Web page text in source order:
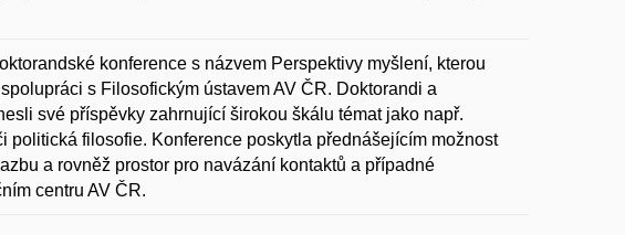
konference s názvem Perspektivy myšlení, kterou
s Filosofickým ústavem AV ČR. Doktorandi a
své příspěvky zahrnující širokou škálu témat jako např.
filosofie. Konference poskytla přednášejícím možnost
a rovněž prostor pro navázání kontaktů a případné
centru AV ČR.